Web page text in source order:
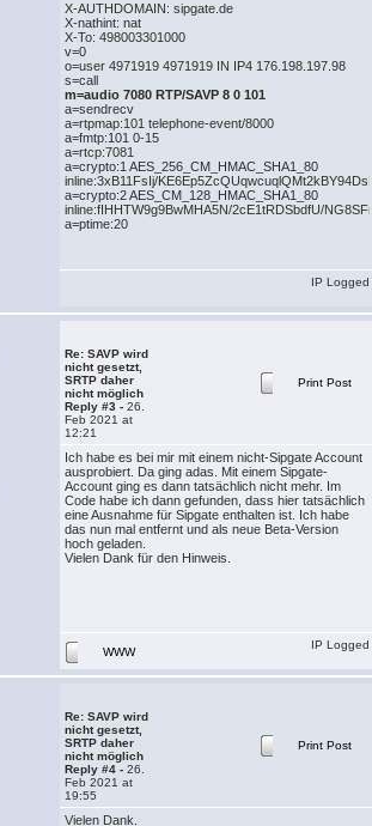
X-AUTHDOMAIN: sipgate.de
X-nathint: nat
X-To: 498003301000
v=0
o=user 4971919 4971919 IN IP4 176.198.197.98
s=call
m=audio 7080 RTP/SAVP 8 0 101
a=sendrecv
a=rtpmap:101 telephone-event/8000
a=fmtp:101 0-15
a=rtcp:7081
a=crypto:1 AES_256_CM_HMAC_SHA1_80
inline:3xB11FsIj/
a=crypto:2 AES_CM_128_HMAC_SHA1_80
inline:fIHHTW9g9BwMHA5N/2cE1tRDSbdfU/
a=ptime:20
IP Logged
Re: SAVP wird
nicht gesetzt,
SRTP daher
nicht möglich
Reply #3 - 26.
Feb 2021 at
12:21
Print Post
Ich habe es bei mir mit einem nicht-Sipgate Account
ausprobiert. Da ging adas. Mit einem Sipgate-
Account ging es dann tatsächlich nicht mehr. Im
Code habe ich dann gefunden, dass hier tatsächlich
eine Ausnahme für Sipgate enthalten ist. Ich habe
das nun mal entfernt und als neue Beta-Version
hoch geladen.
Vielen Dank für den Hinweis.
WWW
IP Logged
Re: SAVP wird
nicht gesetzt,
SRTP daher
nicht möglich
Reply #4 - 26.
Feb 2021 at
19:55
Print Post
Vielen Dank.